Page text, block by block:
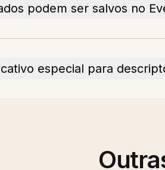
podem ser salvos no
especial para